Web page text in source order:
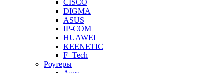
CISCO
DIGMA
ASUS
IP-COM
HUAWEI
KEENETIC
F+Tech
Роутеры